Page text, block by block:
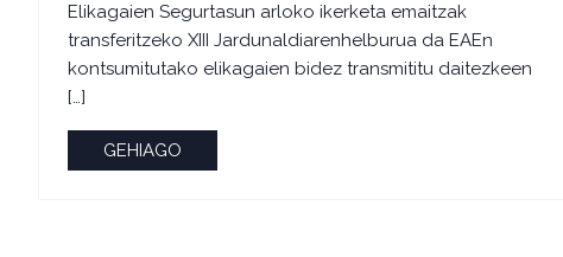
Elikagaien Segurtasun arloko ikerketa emaitzak
transferitzeko XIII Jardunaldiarenhelburua da EAEn
kontsumitutako elikagaien bidez transmititu daitezkeen
[…]
GEHIAGO